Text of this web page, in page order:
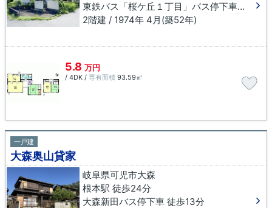
東鉄バス「桜ケ丘１丁目」バス停下車 徒歩3分
2階建 / 1974年 4月(築52年)
5.8 万円
/ 4DK / 専有面積 93.59㎡
一戸建
大森奥山貸家
岐阜県可児市大森
根本駅 徒歩24分
大森新田バス停下車 徒歩13分